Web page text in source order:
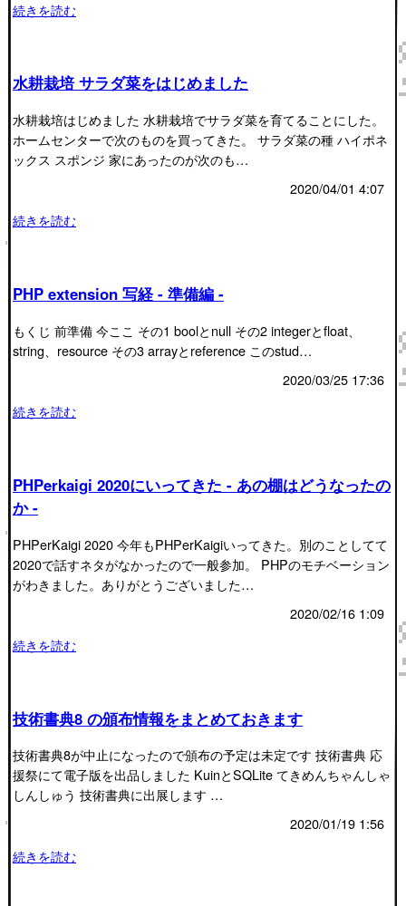
続きを読む
水耕栽培 サラダ菜をはじめました
水耕栽培はじめました 水耕栽培でサラダ菜を育てることにした。
ホームセンターで次のものを買ってきた。 サラダ菜の種 ハイポネ
ックス スポンジ 家にあったのが次のも…
2020/04/01 4:07
続きを読む
PHP extension 写経 - 準備編 -
もくじ 前準備 今ここ その1 boolとnull その2 integerとfloat、
string、resource その3 arrayとreference このstud…
2020/03/25 17:36
続きを読む
PHPerkaigi 2020にいってきた - あの棚はどうなったの
か -
PHPerKaigi 2020 今年もPHPerKaigiいってきた。別のことしてて
2020で話すネタがなかったので一般参加。 PHPのモチベーション
がわきました。ありがとうございました…
2020/02/16 1:09
続きを読む
技術書典8 の頒布情報をまとめておきます
技術書典8が中止になったので頒布の予定は未定です 技術書典 応
援祭にて電子版を出品しました KuinとSQLite てきめんちゃんしゃ
しんしゅう 技術書典に出展します …
2020/01/19 1:56
続きを読む